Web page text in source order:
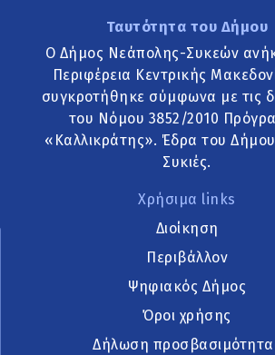
Ταυτότητα του Δήμου
Ο Δήμος Νεάπολης-Συκεών
Περιφέρεια Κεντρικής
συγκροτήθηκε σύμφωνα με τις
του Νόμου 3852/2010
«Καλλικράτης». Έδρα του Δήμου
Συκιές.
Χρήσιμα links
Διοίκηση
Περιβάλλον
Ψηφιακός Δήμος
Όροι χρήσης
Δήλωση